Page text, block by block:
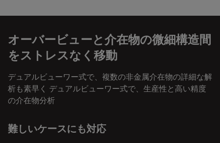
オーバービューと介在物の微細構造間
をストレスなく移動
デュアルビューワー式で、複数の非金属介在物の詳細な解
析も素早く デュアルビューワー式で、生産性と高い精度
の介在物分析
難しいケースにも対応